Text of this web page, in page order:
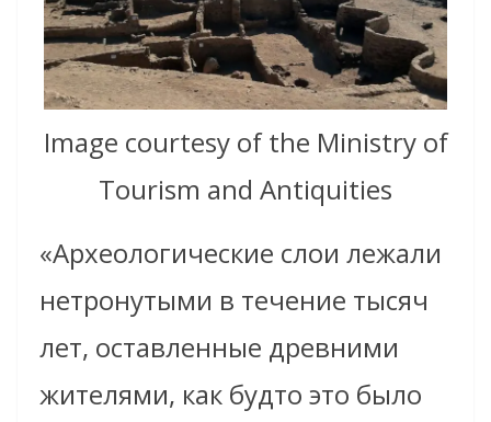
Image courtesy of the Ministry of
Tourism and Antiquities
«Археологические слои лежали
нетронутыми в течение тысяч
лет, оставленные древними
жителями, как будто это было